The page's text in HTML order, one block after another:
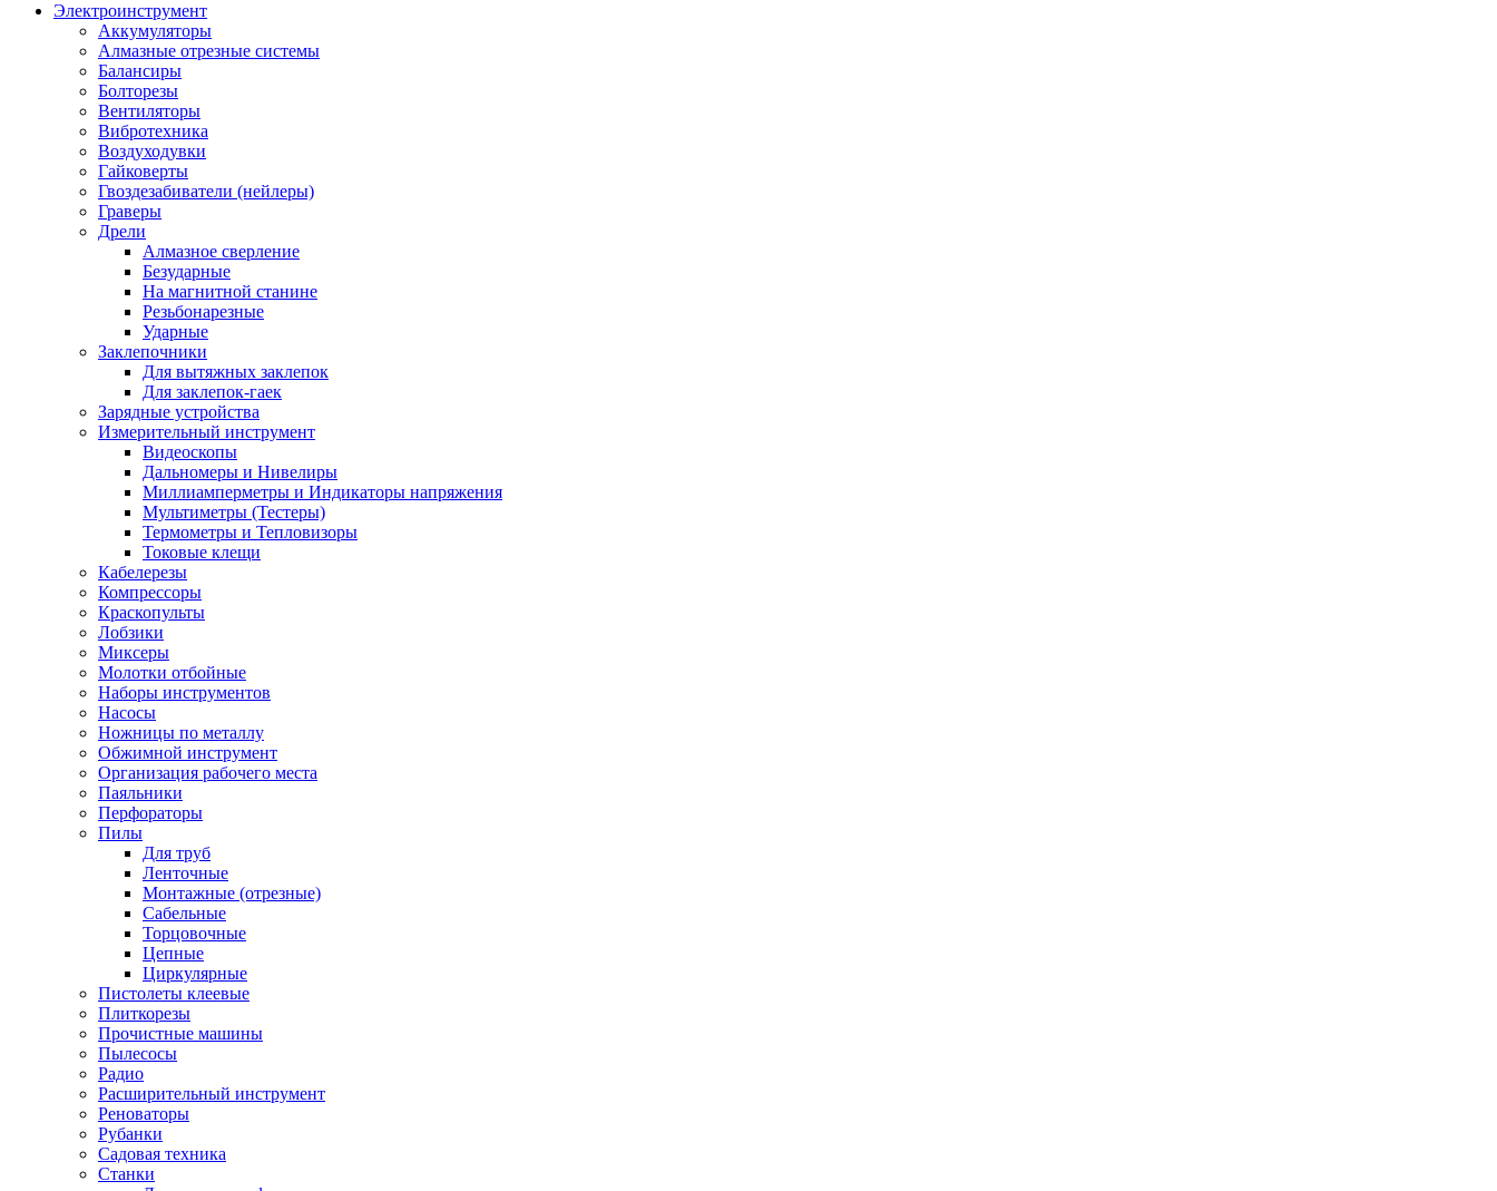
Электроинструмент
Аккумуляторы
Алмазные отрезные системы
Балансиры
Болторезы
Вентиляторы
Вибротехника
Воздуходувки
Гайковерты
Гвоздезабиватели (нейлеры)
Граверы
Дрели
Алмазное сверление
Безударные
На магнитной станине
Резьбонарезные
Ударные
Заклепочники
Для вытяжных заклепок
Для заклепок-гаек
Зарядные устройства
Измерительный инструмент
Видеоскопы
Дальномеры и Нивелиры
Миллиамперметры и Индикаторы напряжения
Мультиметры (Тестеры)
Термометры и Тепловизоры
Токовые клещи
Кабелерезы
Компрессоры
Краскопульты
Лобзики
Миксеры
Молотки отбойные
Наборы инструментов
Насосы
Ножницы по металлу
Обжимной инструмент
Организация рабочего места
Паяльники
Перфораторы
Пилы
Для труб
Ленточные
Монтажные (отрезные)
Сабельные
Торцовочные
Цепные
Циркулярные
Пистолеты клеевые
Плиткорезы
Прочистные машины
Пылесосы
Радио
Расширительный инструмент
Реноваторы
Рубанки
Садовая техника
Станки